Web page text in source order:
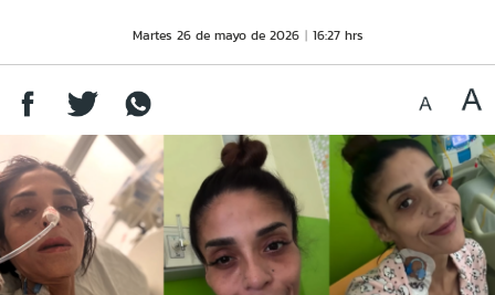
Martes 26 de mayo de 2026 16:27 hrs